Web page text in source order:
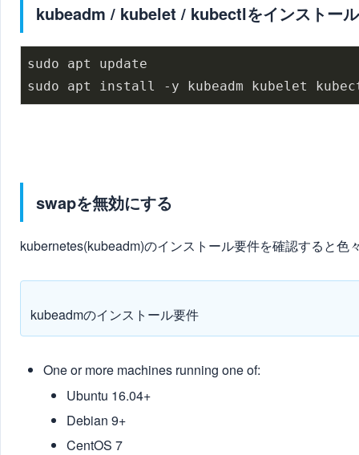
kubeadm / kubelet / kubectlをインストール
sudo apt update
sudo apt install -y kubeadm kubelet
swapを無効にする
kubernetes(kubeadm)のインストール要件を確認すると色
kubeadmのインストール要件
One or more machines running one of:
Ubuntu 16.04+
Debian 9+
CentOS 7